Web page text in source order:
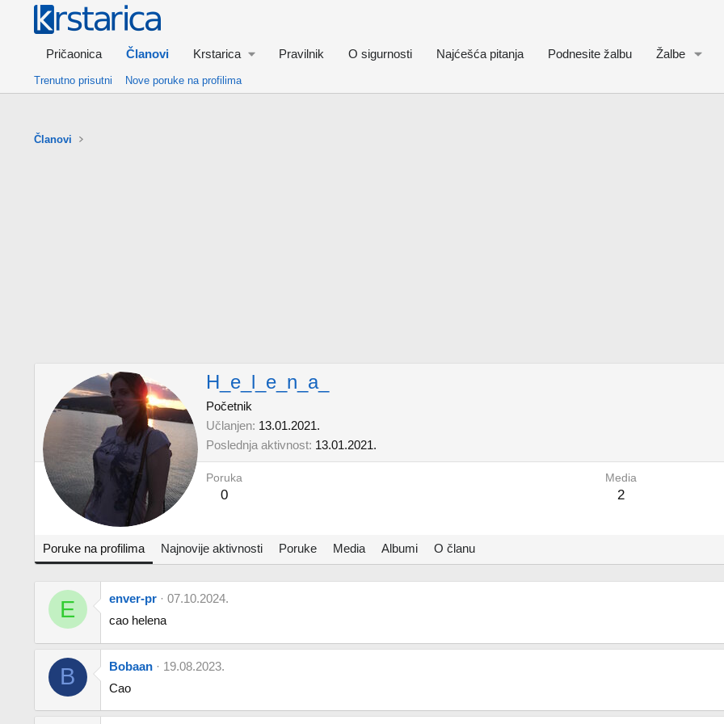
Pričaonica Članovi Krstarica Pravilnik O sigurnosti Najćešća pitanja Podnesite žalbu Žalbe
Trenutno prisutni Nove poruke na profilima
Članovi
H_e_l_e_n_a_
Početnik
Učlanjen 13.01.2021.
Poslednja aktivnost 13.01.2021.
Poruka
0
Media
2
Poruke na profilima Najnovije aktivnosti Poruke Media Albumi O članu
E enver-pr
07.10.2024.
cao helena
B Bobaan
19.08.2023.
Cao